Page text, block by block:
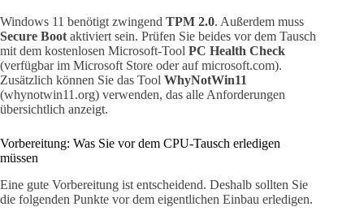
Windows 11 benötigt zwingend TPM 2.0. Außerdem muss
Secure Boot aktiviert sein. Prüfen Sie beides vor dem Tausch
mit dem kostenlosen Microsoft-Tool PC Health Check
(verfügbar im Microsoft Store oder auf microsoft.com).
Zusätzlich können Sie das Tool WhyNotWin11
(whynotwin11.org) verwenden, das alle Anforderungen
übersichtlich anzeigt.
Vorbereitung: Was Sie vor dem CPU-Tausch erledigen
müssen
Eine gute Vorbereitung ist entscheidend. Deshalb sollten Sie
die folgenden Punkte vor dem eigentlichen Einbau erledigen.